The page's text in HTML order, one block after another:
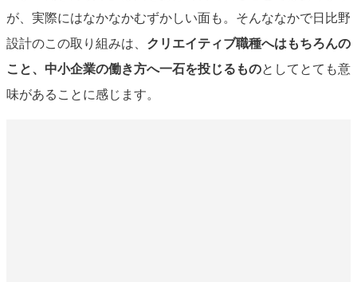
が、実際にはなかなかむずかしい面も。そんななかで日比野
設計のこの取り組みは、 クリエイティブ職種へはもちろんの
こと、中小企業の働き方へ一石を投じるものとしてとても意
味があることに感じます。